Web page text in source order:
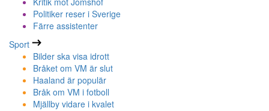
Politiker reser i Sverige
Färre assistenter
Sport
Bilder ska visa idrott
Bråket om VM är slut
Haaland är populär
Bråk om VM i fotboll
Mjällby vidare i kvalet